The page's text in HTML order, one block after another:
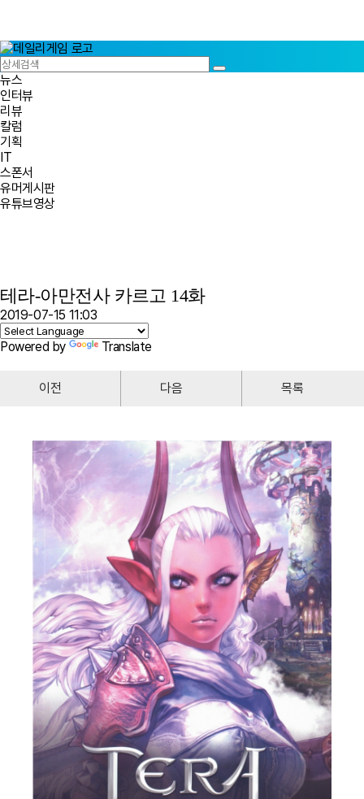
뉴스
인터뷰
리뷰
칼럼
기획
IT
스폰서
유머게시판
유튜브영상
테라-아만전사 카르고 14화
2019-07-15 11:03
Powered by Translate
이전 다음 목록